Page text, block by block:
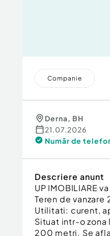
Companie
Derna, BH
21.07.2026
Număr de
Descriere anunt
UP IMOBILIARE
Teren de vanzare
Utilitati: curent,
Situat intr-o
200 metri. Se